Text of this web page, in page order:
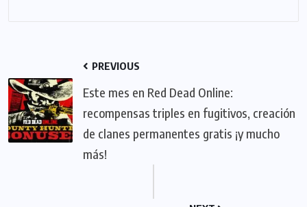
PREVIOUS
Este mes en Red Dead Online:
recompensas triples en fugitivos, creación
de clanes permanentes gratis ¡y mucho
más!